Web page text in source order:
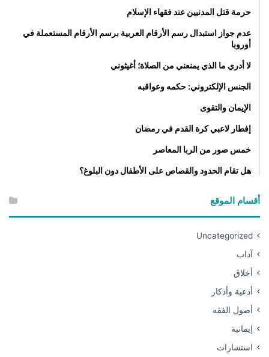
حرمة قتل المدنيين عند فقهاء الإسلام
عدم جواز استبدال رسم الأرقام العربية برسم الأرقام المستعملة في
أوروبا
لا أدري ما الذي يمنعني من الصلاة؛ أغيثوني
الجنس الإلكتروني: حكمه وعواقبه
الإيمان والتقوى
إفطار لاعبي كرة القدم في رمضان
خمس صور من الربا المعاصر
هل تقام الحدود والقصاص على الأطفال دون البلوغ؟
أقسام الموقع
Uncategorized
آداب
أخلاق
أدعية وأذكار
أصول الفقه
إيمانية
استشارات